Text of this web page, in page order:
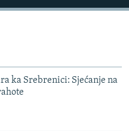
ka Srebrenici: Sjećanje na